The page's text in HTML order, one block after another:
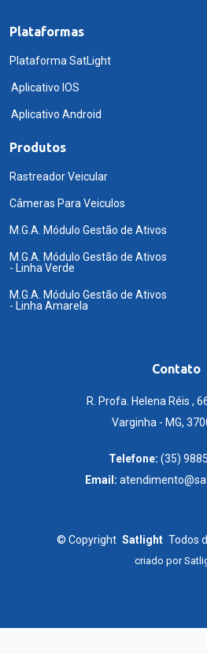
Plataformas
Plataforma SatLight
Aplicativo IOS
Aplicativo Android
Produtos
Rastreador Veicular
Câmeras Para Veiculos
M.G.A. Módulo Gestão de Ativos
M.G.A. Módulo Gestão de Ativos
- Linha Verde
M.G.A. Módulo Gestão de Ativos
- Linha Amarela
Contato
R. Profa. Helena Réis ,
Varginha - MG,
Telefone: (35)
Email:
© Copyright Satlight Todos
criado por